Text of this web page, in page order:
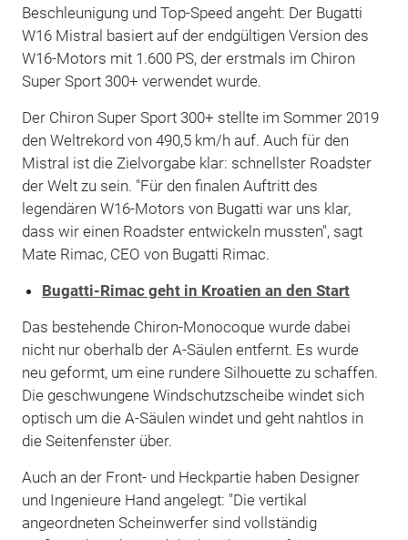
Beschleunigung und Top-Speed angeht: Der Bugatti
W16 Mistral basiert auf der endgültigen Version des
W16-Motors mit 1.600 PS, der erstmals im Chiron
Super Sport 300+ verwendet wurde.
Der Chiron Super Sport 300+ stellte im Sommer 2019
den Weltrekord von 490,5 km/h auf. Auch für den
Mistral ist die Zielvorgabe klar: schnellster Roadster
der Welt zu sein. "Für den finalen Auftritt des
legendären W16-Motors von Bugatti war uns klar,
dass wir einen Roadster entwickeln mussten", sagt
Mate Rimac, CEO von Bugatti Rimac.
Bugatti-Rimac geht in Kroatien an den Start
Das bestehende Chiron-Monocoque wurde dabei
nicht nur oberhalb der A-Säulen entfernt. Es wurde
neu geformt, um eine rundere Silhouette zu schaffen.
Die geschwungene Windschutzscheibe windet sich
optisch um die A-Säulen windet und geht nahtlos in
die Seitenfenster über.
Auch an der Front- und Heckpartie haben Designer
und Ingenieure Hand angelegt: "Die vertikal
angeordneten Scheinwerfer sind vollständig